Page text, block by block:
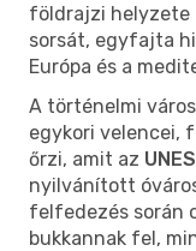
földrajzi helyzete
sorsát, egyfajta
Európa és a
A történelmi
egykori velencei,
őrzi, amit az
nyilvánított
felfedezés során
bukkannak fel,